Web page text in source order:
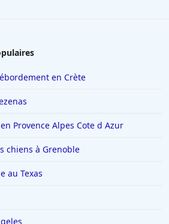
de-la-Mer
en Crète
Provence Alpes Cote d Azur
chiens à Grenoble
au Texas